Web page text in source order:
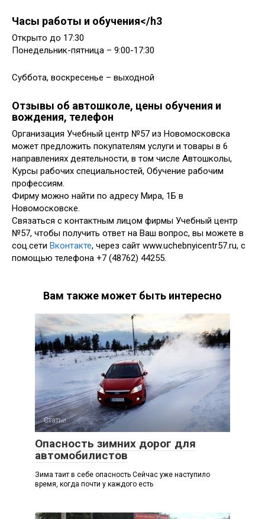
Часы работы и обучения</h3
Открыто до 17:30
Понедельник-пятница – 9:00-17:30
Суббота, воскресенье – выходной
Отзывы об автошколе, цены обучения и
вождения, телефон
Организация Учебный центр №57 из Новомосковска
может предложить покупателям услуги и товары в 6
направлениях деятельности, в том числе Автошколы,
Курсы рабочих специальностей, Обучение рабочим
профессиям.
Фирму можно найти по адресу Мира, 1Б в
Новомосковске.
Связаться с контактным лицом фирмы Учебный центр
№57, чтобы получить ответ на Ваш вопрос, вы можете в
соц.сети Вконтакте, через сайт www.uchebnyicentr57.ru, с
помощью телефона +7 (48762) 44255.
Вам также может быть интересно
Статьи
Опасность зимних дорог для
автомобилистов
Зима таит в себе опасность Сейчас уже наступило
время, когда почти у каждого есть